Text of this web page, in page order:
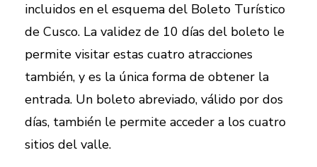
incluidos en el esquema del Boleto Turístico
de Cusco. La validez de 10 días del boleto le
permite visitar estas cuatro atracciones
también, y es la única forma de obtener la
entrada. Un boleto abreviado, válido por dos
días, también le permite acceder a los cuatro
sitios del valle.